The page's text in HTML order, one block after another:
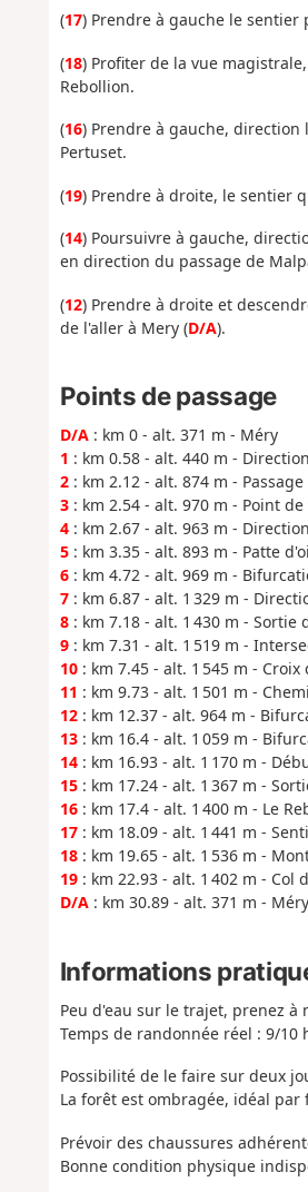
(17) Prendre à gauche le
(18) Profiter de la vue
Rebollion.
(16) Prendre à gauche,
Pertuset.
(19) Prendre à droite, le sentier
(14) Poursuivre à gauche,
en direction du passage de
(12) Prendre à droite et
de l'aller à Mery (D/A).
Points de passage
D/A: km 0 - alt. 371 m - Méry
1 : km 0.58 - alt. 440 m -
2: km 2.12 - alt. 874 m -
3: km 2.54 - alt. 970 m - Point
4: km 2.67 - alt. 963 m -
5: km 3.35 - alt. 893 m - Patte
6: km 4.72 - alt. 969 m -
7: km 6.87 - alt. 1 329 m -
8: km 7.18 - alt. 1 430 m - Sortie
9: km 7.31 - alt. 1 519 m -
10: km 7.45 - alt. 1 545 m - Croix
11 : km 9.73 - alt. 1 501 m -
12: km 12.37 - alt. 964 m -
13: km 16.4 - alt. 1 059 m -
14: km 16.93 - alt. 1 170 m -
15: km 17.24 - alt. 1 367 m -
16: km 17.4 - alt. 1 400 m - Le
17: km 18.09 - alt. 1 441 m -
18: km 19.65 - alt. 1 536 m -
19: km 22.93 - alt. 1 402 m - Col
D/A: km 30.89 - alt. 371 m - Méry
Informations
Peu d'eau sur le trajet, prenez
Temps de randonnée réel : 9/
Possibilité de le faire sur deux
La forêt est ombragée, idéal par
Prévoir des chaussures
Bonne condition physique